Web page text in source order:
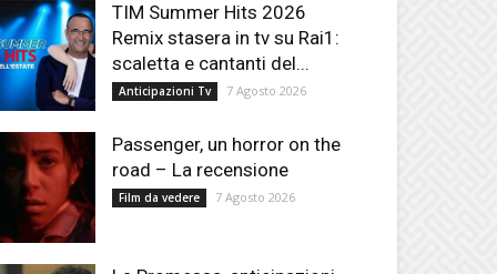
TIM Summer Hits 2026
Remix stasera in tv su Rai1:
scaletta e cantanti del...
Anticipazioni Tv 7 Agosto 2026
Passenger, un horror on the
road – La recensione
Film da vedere 7 Agosto 2026